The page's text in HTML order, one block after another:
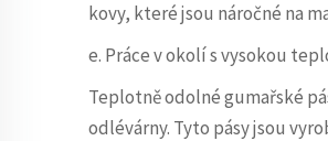
kovy, které jsou náročné na
e. Práce v okolí s vysokou
Teplotně odolné gumařské
odlévárny. Tyto pásy jsou